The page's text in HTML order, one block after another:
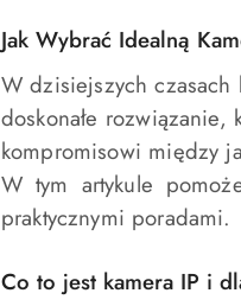
Jak Wybrać Idealną
W dzisiejszych
doskonałe
kompromisowi między
W tym artykule
praktycznymi poradami.
Co to jest kamera IP i